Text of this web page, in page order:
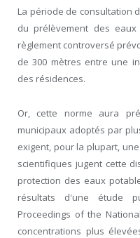
La période de consultation
du prélèvement des
règlement controversé
de 300 mètres entre une
des résidences.
Or, cette norme aura
municipaux adoptés par
exigent, pour la plupart,
scientifiques jugent cette
protection des eaux
résultats d'une étude
Proceedings of the
concentrations plus